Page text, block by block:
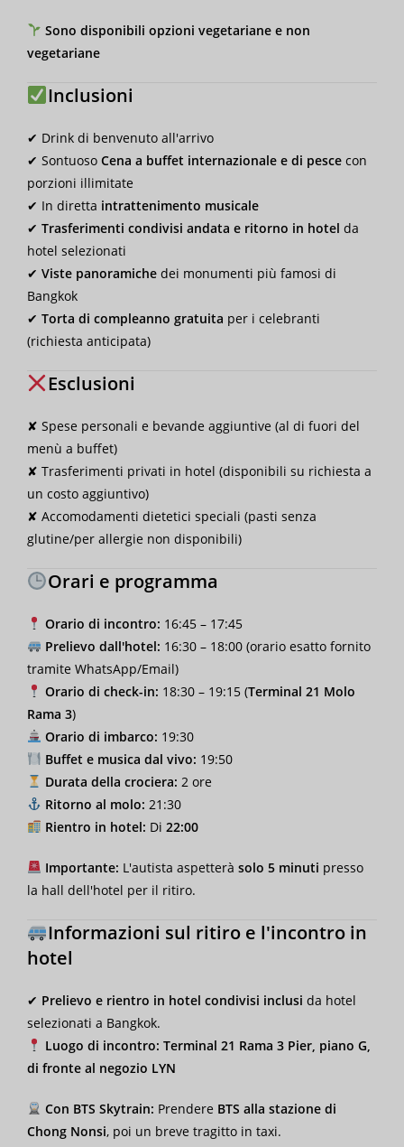
Sono disponibili opzioni vegetariane e non
vegetariane
Inclusioni
✔ Drink di benvenuto all'arrivo
✔ Sontuoso Cena a buffet internazionale e di pesce con
porzioni illimitate
✔ In diretta intrattenimento musicale
✔ Trasferimenti condivisi andata e ritorno in hotel da
hotel selezionati
✔ Viste panoramiche dei monumenti più famosi di
Bangkok
✔ Torta di compleanno gratuita per i celebranti
(richiesta anticipata)
Esclusioni
✘ Spese personali e bevande aggiuntive (al di fuori del
menù a buffet)
✘ Trasferimenti privati in hotel (disponibili su richiesta a
un costo aggiuntivo)
✘ Accomodamenti dietetici speciali (pasti senza
glutine/per allergie non disponibili)
Orari e programma
Orario di incontro: 16:45 – 17:45
Prelievo dall'hotel: 16:30 – 18:00 (orario esatto fornito
tramite WhatsApp/Email)
Orario di check-in: 18:30 – 19:15 (Terminal 21 Molo
Rama 3)
Orario di imbarco: 19:30
Buffet e musica dal vivo: 19:50
Durata della crociera: 2 ore
Ritorno al molo: 21:30
Rientro in hotel: Di 22:00
Importante: L'autista aspetterà solo 5 minuti presso
la hall dell'hotel per il ritiro.
Informazioni sul ritiro e l'incontro in
hotel
✔ Prelievo e rientro in hotel condivisi inclusi da hotel
selezionati a Bangkok.
Luogo di incontro: Terminal 21 Rama 3 Pier, piano G,
di fronte al negozio LYN
Con BTS Skytrain: Prendere BTS alla stazione di
Chong Nonsi, poi un breve tragitto in taxi.